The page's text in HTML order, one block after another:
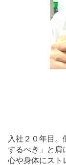
入社２０年目。
するべき」と肩
心や身体にスト